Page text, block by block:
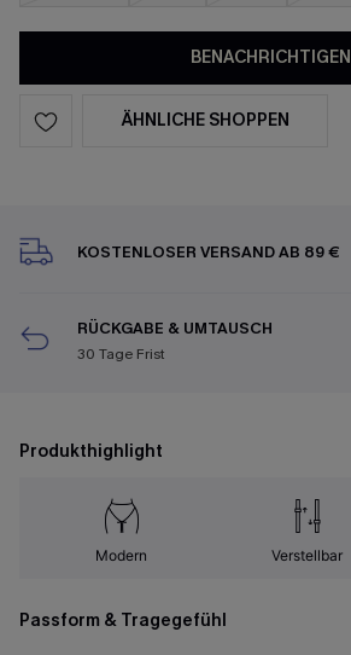
BENACHRICHTIGEN
ÄHNLICHE SHOPPEN
KOSTENLOSER VERSAND AB 89 €
RÜCKGABE & UMTAUSCH
30 Tage Frist
Produkthighlight
Modern Verstellbar
Passform & Tragegefühl